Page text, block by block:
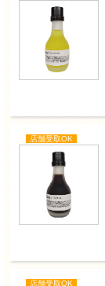
店舗受取OK
店舗受取OK